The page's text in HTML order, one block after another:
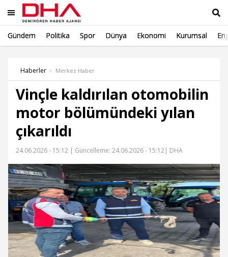
Gündem Politika Spor Dünya Ekonomi Kurumsal
Haberler Merkez Haber
Vinçle kaldırılan otomobilin
motor bölümündeki yılan
çıkarıldı
24.06.2026 - 15:12 | Güncelleme: 24.06.2026 - 15:12| DHA